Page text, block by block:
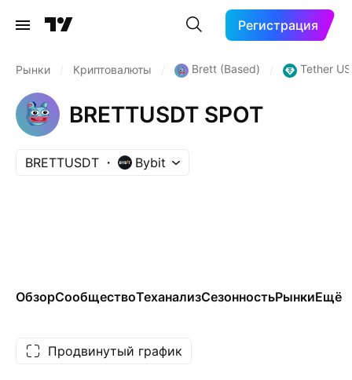
Регистрация
Рынки Криптовалюты Brett (Based) Tether
BRETTUSDT SPOT
BRETTUSDT Bybit
ОбзорСообществоТеханализСезонностьРынкиЕщё
Продвинутый график